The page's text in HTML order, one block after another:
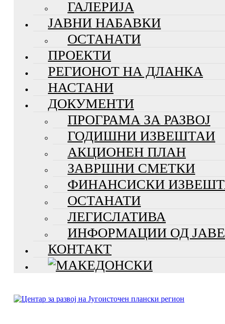
ГАЛЕРИЈА
ЈАВНИ НАБАВКИ
ОСТАНАТИ
ПРОЕКТИ
РЕГИОНОТ НА ДЛАНКА
НАСТАНИ
ДОКУМЕНТИ
ПРОГРАМА ЗА РАЗВОЈ
ГОДИШНИ ИЗВЕШТАИ
АКЦИОНЕН ПЛАН
ЗАВРШНИ СМЕТКИ
ФИНАНСИСКИ
ОСТАНАТИ
ЛЕГИСЛАТИВА
ИНФОРМАЦИИ ОД
КОНТАКТ